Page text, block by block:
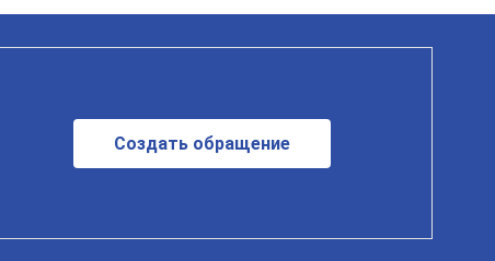
Создать обращение